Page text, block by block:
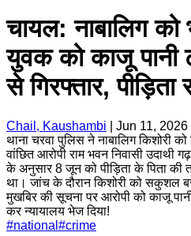
चायल: नाबालिग
युवक को काजू पानी
से गिरफ्तार,
Chail, Kaushambi
Jun 11, 2026
थाना चरवा पुलिस ने नाबालिग किशोरी
वांछित आरोपी राम भवन निवासी उदाथी
के अनुसार 8 जून को पीड़िता के पिता की
था। जांच के दौरान किशोरी को सकुशल
मुखबिर की सूचना पर आरोपी को काजू
कर न्यायालय भेज दिया!
#national #crime